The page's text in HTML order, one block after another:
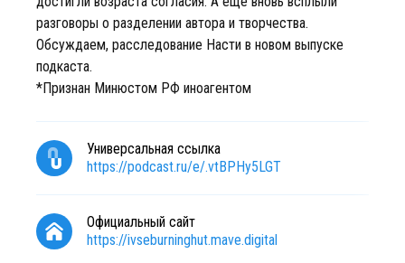
разговоры о разделении автора и творчества.
Обсуждаем, расследование Насти в новом выпуске
подкаста.
*Признан Минюстом РФ иноагентом
Универсальная ссылка
https://podcast.ru/e/.vtBPHy5LGT
Официальный сайт
https://ivseburninghut.mave.digital